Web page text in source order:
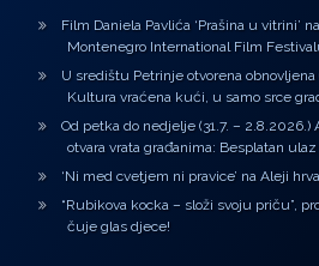
Film Daniela Pavlića ‘Prašina u vitrini’
Montenegro International Film
U središtu Petrinje otvorena
Kultura vraćena kući, u samo srce
Od petka do nedjelje (31.7. –
otvara vrata građanima: Besplatan
‘Ni med cvetjem ni pravice’ na Aleji
“Rubikova kocka – složi svoju priču”,
čuje glas djece!